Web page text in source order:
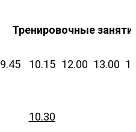
Тренировочные
9.45 10.15 12.00 13.00
10.30